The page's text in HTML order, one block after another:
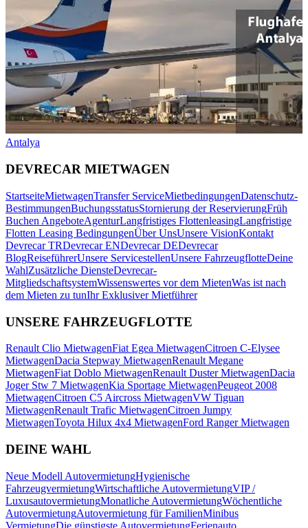
Antalya
DEVRECAR MIETWAGEN
StartseiteMietwagenTransfer ServiceMietbedingungenDatenschutz-
BestimmungenBuchungsstatusStornierung der ReservierungFrüh
Buchen AngeboteAgenturLangfristiges FlottenleasingLangfristige
Flotten Leasing BedingungenÜber UnsUnsere VisionKontakt
Devrecar TRDevrecar ENDevrecar DEDevrecar
BlogReiseführerUnsere ServicestellenUnsere FahrzeugflotteDeine
WahlZusätzliche DiensteDevrecar-
MitgliedschaftsystemWissenswertes vor dem MietenWas ist nach
dem Mieten zu tunIhr Exklusiver Mietführer
UNSERE FAHRZEUGFLOTTE
Renault Clio MietwagenFiat Egea MietwagenCitroen C-Elysee
MietwagenDacia Stepway MietwagenRenault Megane
MietwagenFiat Doblo MietwagenRenault Duster MietwagenDacia
Joger Stw 7 MietwagenKia Sportage MietwagenPeugeot 2008
MietwagenCitroen C5 Aircross MietwagenVW Tiguan
MietwagenRenault Trafic MietwagenCitroen Jumpy
MietwagenToyota Hilux 4x4 MietwagenFord Ranger Mietwagen
DEINE WAHL
Neue Modell AutovermietungHygienische
FahrzeugvermietungWirtschaftliche AutovermietungVIP /
LuxusautovermietungMonatliche AutovermietungWöchentliche
AutovermietungAutovermietung für FamilienMinibus
VermietungDie günstigste AutovermietungFerienauto